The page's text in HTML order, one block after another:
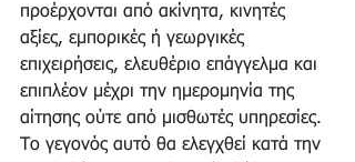
προέρχονται από ακίνητα, κινητές
αξίες, εμπορικές ή γεωργικές
επιχειρήσεις, ελευθέριο επάγγελμα και
επιπλέον μέχρι την ημερομηνία της
αίτησης ούτε από μισθωτές υπηρεσίες.
Το γεγονός αυτό θα ελεγχθεί κατά την